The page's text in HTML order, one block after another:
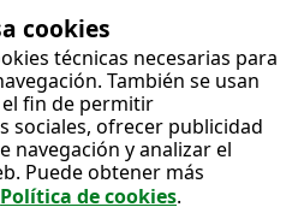
cookies
técnicas necesarias para
También se usan
fin de permitir
sociales, ofrecer publicidad
navegación y analizar el
Puede obtener más
Política de cookies.